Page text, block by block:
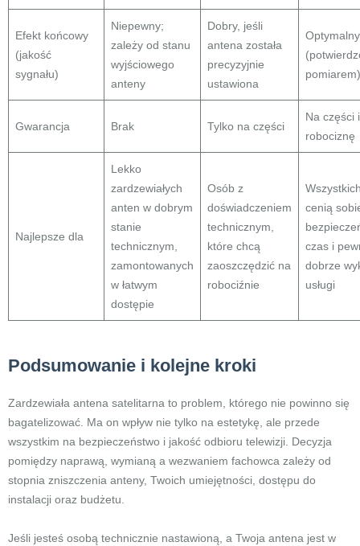
Efekt końcowy
(jakość
sygnału)
Niepewny;
zależy od stanu
wyjściowego
anteny
Dobry, jeśli
antena została
precyzyjnie
ustawiona
Optymalny
pomiarem)
Gwarancja Brak Tylko na części
Na części i
robociznę
Najlepsze dla
Lekko
zardzewiałych
anten w dobrym
stanie
technicznym,
zamontowanych
w łatwym
dostępie
Osób z
doświadczeniem
technicznym,
które chcą
zaoszczędzić na
robociźnie
cenią
czas i
dobrze
usługi
Podsumowanie i kolejne kroki
Zardzewiała antena satelitarna to problem, którego nie powinno się
bagatelizować. Ma on wpływ nie tylko na estetykę, ale przede
wszystkim na bezpieczeństwo i jakość odbioru telewizji. Decyzja
pomiędzy naprawą, wymianą a wezwaniem fachowca zależy od
stopnia zniszczenia anteny, Twoich umiejętności, dostępu do
instalacji oraz budżetu.
Jeśli jesteś osobą technicznie nastawioną, a Twoja antena jest w